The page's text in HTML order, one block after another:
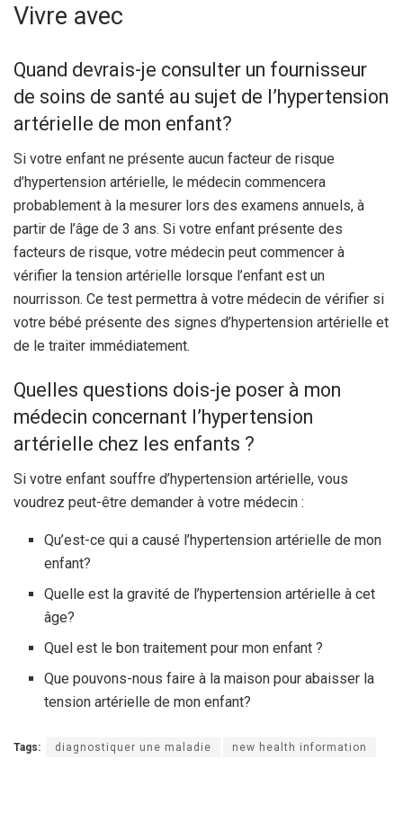
Vivre avec
Quand devrais-je consulter un fournisseur
de soins de santé au sujet de l’hypertension
artérielle de mon enfant?
Si votre enfant ne présente aucun facteur de risque
d’hypertension artérielle, le médecin commencera
probablement à la mesurer lors des examens annuels, à
partir de l’âge de 3 ans. Si votre enfant présente des
facteurs de risque, votre médecin peut commencer à
vérifier la tension artérielle lorsque l’enfant est un
nourrisson. Ce test permettra à votre médecin de vérifier si
votre bébé présente des signes d’hypertension artérielle et
de le traiter immédiatement.
Quelles questions dois-je poser à mon
médecin concernant l’hypertension
artérielle chez les enfants ?
Si votre enfant souffre d’hypertension artérielle, vous
voudrez peut-être demander à votre médecin :
Qu’est-ce qui a causé l’hypertension artérielle de mon
enfant?
Quelle est la gravité de l’hypertension artérielle à cet
âge?
Quel est le bon traitement pour mon enfant ?
Que pouvons-nous faire à la maison pour abaisser la
tension artérielle de mon enfant?
Tags: diagnostiquer une maladie new health information